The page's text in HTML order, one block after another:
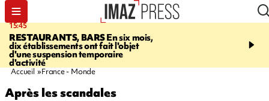
15:45
RESTAURANTS, BARSEn six mois,
dix établissements ont fait l'objet
d'une suspension temporaire
d'activité
17:17
Angeles, un homme vit
Accueil France - Monde
Après les scandales